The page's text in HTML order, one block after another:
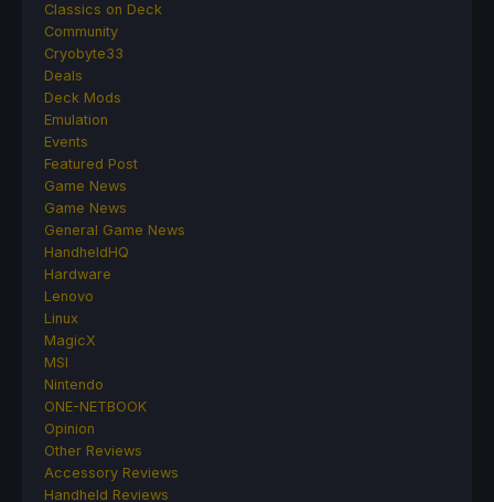
Classics on Deck
Community
Cryobyte33
Deals
Deck Mods
Emulation
Events
Featured Post
Game News
Game News
General Game News
HandheldHQ
Hardware
Lenovo
Linux
MagicX
MSI
Nintendo
ONE-NETBOOK
Opinion
Other Reviews
Accessory Reviews
Handheld Reviews